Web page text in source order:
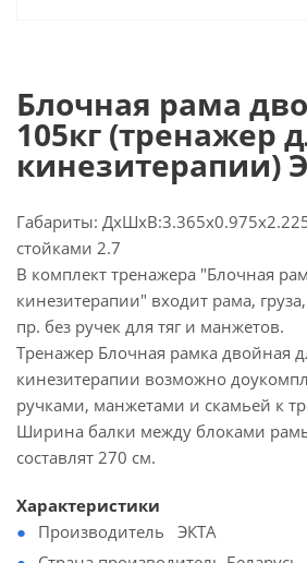
Блочная рама
105кг (тренажер
кинезитерапии)
Габариты:
стойками 2.7
В комплект тренажера "Блочная
кинезитерапии" входит рама,
пр. без ручек для тяг и манжетов.
Тренажер Блочная рамка двойная
кинезитерапии возможно
ручками, манжетами и скамьей к
Ширина балки между блоками
составлят 270 см.
Характеристики
Производитель
ЭКТА